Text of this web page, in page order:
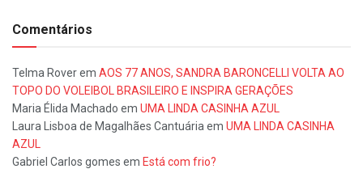
Comentários
Telma Roverem AOS 77 ANOS, SANDRA BARONCELLI VOLTA AO
TOPO DO VOLEIBOL BRASILEIRO E INSPIRA GERAÇÕES
Maria Élida Machado em UMA LINDA CASINHA AZUL
Laura Lisboa de Magalhães Cantuária em UMA LINDA CASINHA
AZUL
Gabriel Carlos gomes em Está com frio?